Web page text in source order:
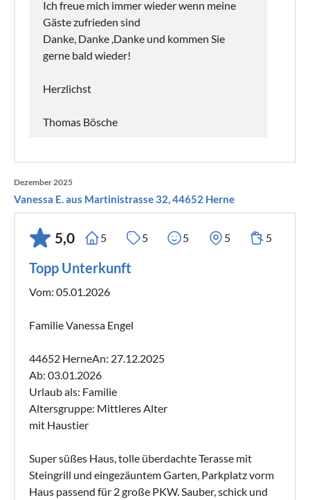
Ich freue mich immer wieder wenn meine
Gäste zufrieden sind
Danke, Danke ,Danke und kommen Sie
gerne bald wieder!
Herzlichst
Thomas Bösche
Dezember 2025
Vanessa E. aus Martinistrasse 32, 44652 Herne
5,0 5 5 5 5 5
Topp Unterkunft
Vom: 05.01.2026
Familie Vanessa Engel
44652 HerneAn: 27.12.2025
Ab: 03.01.2026
Urlaub als: Familie
Altersgruppe: Mittleres Alter
mit Haustier
Super süßes Haus, tolle überdachte Terasse mit
Steingrill und eingezäuntem Garten, Parkplatz vorm
Haus passend für 2 große PKW. Sauber, schick und